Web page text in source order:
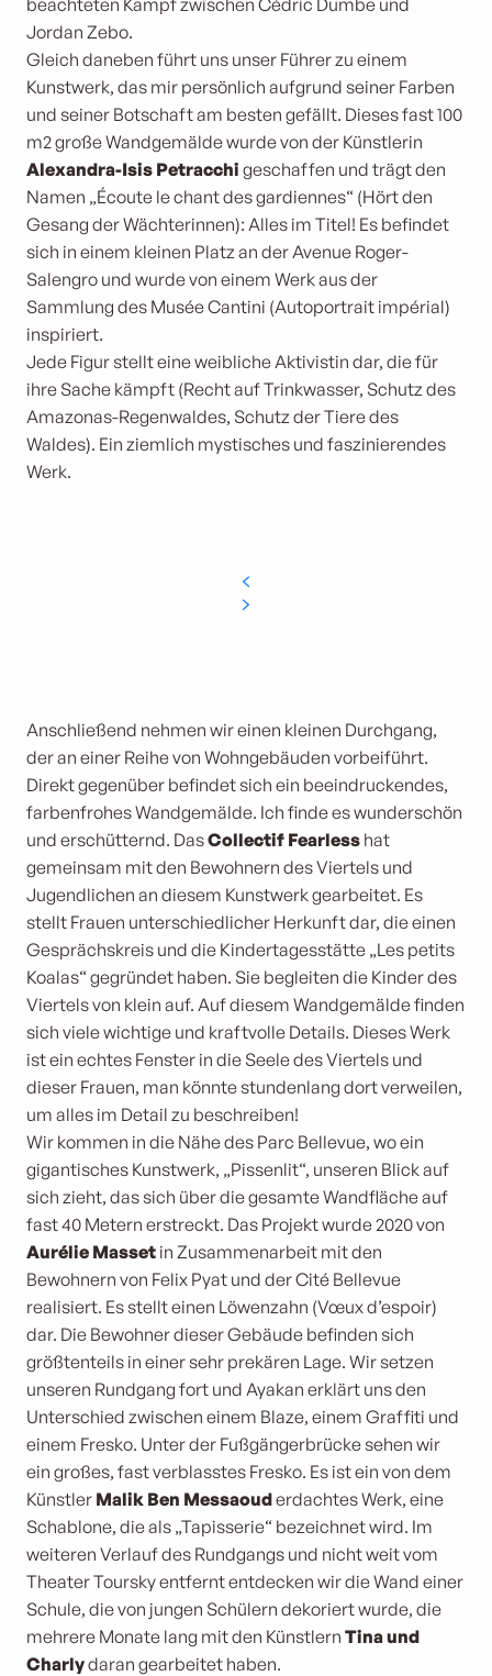
beachteten Kampf zwischen Cédric Dumbe und
Jordan Zebo.
Gleich daneben führt uns unser Führer zu einem
Kunstwerk, das mir persönlich aufgrund seiner Farben
und seiner Botschaft am besten gefällt. Dieses fast 100
m2 große Wandgemälde wurde von der Künstlerin
Alexandra-Isis Petracchi geschaffen und trägt den
Namen „Écoute le chant des gardiennes“ (Hört den
Gesang der Wächterinnen): Alles im Titel! Es befindet
sich in einem kleinen Platz an der Avenue Roger-
Salengro und wurde von einem Werk aus der
Sammlung des Musée Cantini (Autoportrait impérial)
inspiriert.
Jede Figur stellt eine weibliche Aktivistin dar, die für
ihre Sache kämpft (Recht auf Trinkwasser, Schutz des
Amazonas-Regenwaldes, Schutz der Tiere des
Waldes). Ein ziemlich mystisches und faszinierendes
Werk.
Anschließend nehmen wir einen kleinen Durchgang,
der an einer Reihe von Wohngebäuden vorbeiführt.
Direkt gegenüber befindet sich ein beeindruckendes,
farbenfrohes Wandgemälde. Ich finde es wunderschön
und erschütternd. DasCollectif Fearless hat
gemeinsam mit den Bewohnern des Viertels und
Jugendlichen an diesem Kunstwerk gearbeitet. Es
stellt Frauen unterschiedlicher Herkunft dar, die einen
Gesprächskreis und die Kindertagesstätte „Les petits
Koalas“ gegründet haben. Sie begleiten die Kinder des
Viertels von klein auf. Auf diesem Wandgemälde finden
sich viele wichtige und kraftvolle Details. Dieses Werk
ist ein echtes Fenster in die Seele des Viertels und
dieser Frauen, man könnte stundenlang dort verweilen,
um alles im Detail zu beschreiben!
Wir kommen in die Nähe des Parc Bellevue, wo ein
gigantisches Kunstwerk, „Pissenlit“, unseren Blick auf
sich zieht, das sich über die gesamte Wandfläche auf
fast 40 Metern erstreckt. Das Projekt wurde 2020 von
Aurélie Masset in Zusammenarbeit mit den
Bewohnern von Felix Pyat und der Cité Bellevue
realisiert. Es stellt einen Löwenzahn (Vœux d’espoir)
dar. Die Bewohner dieser Gebäude befinden sich
größtenteils in einer sehr prekären Lage. Wir setzen
unseren Rundgang fort und Ayakan erklärt uns den
Unterschied zwischen einem Blaze, einem Graffiti und
einem Fresko. Unter der Fußgängerbrücke sehen wir
ein großes, fast verblasstes Fresko. Es ist ein von dem
Künstler Malik Ben Messaouderdachtes Werk, eine
Schablone, die als „Tapisserie“ bezeichnet wird. Im
weiteren Verlauf des Rundgangs und nicht weit vom
Theater Toursky entfernt entdecken wir die Wand einer
Schule, die von jungen Schülern dekoriert wurde, die
mehrere Monate lang mit den Künstlern Tina und
Charlydaran gearbeitet haben.